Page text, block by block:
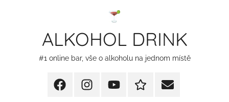
ALKOHOL DRINK
#1 online bar, vše o alkoholu na jednom místě
FacebookInstagram
YT
Redakční
E-